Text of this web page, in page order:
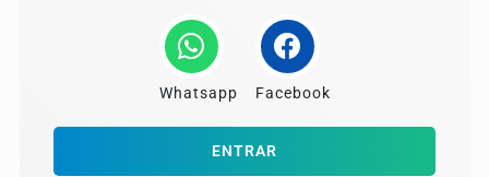
Whatsapp Facebook
ENTRAR